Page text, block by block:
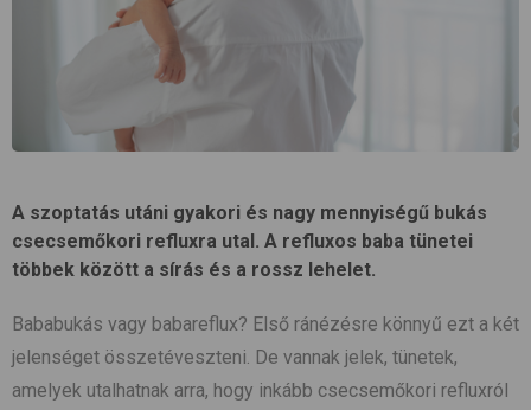
A szoptatás utáni gyakori és nagy mennyiségű bukás
csecsemőkori refluxra utal. A refluxos baba tünetei
többek között a sírás és a rossz lehelet.
Bababukás vagy babareflux? Első ránézésre könnyű ezt a két
jelenséget összetéveszteni. De vannak jelek, tünetek,
amelyek utalhatnak arra, hogy inkább csecsemőkori refluxról